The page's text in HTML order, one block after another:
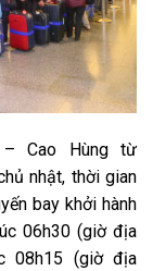
– Cao Hùng từ
nhật, thời gian
bay khởi hành
06h30 (giờ địa
08h15 (giờ địa